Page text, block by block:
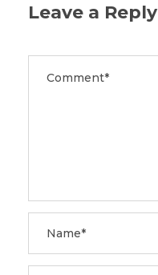
Leave a Reply